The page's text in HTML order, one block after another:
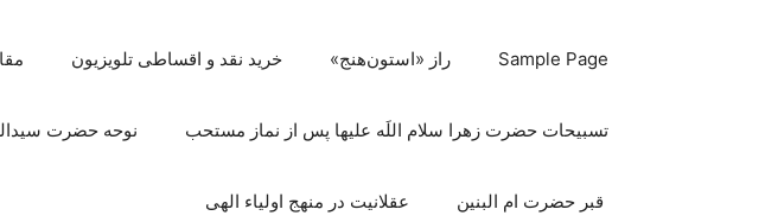
Sample Page راز «استون‌هنج» خرید نقد و اقساطی تلویزیون
تسبیحات حضرت زهرا سلام اللَه علیها پس از نماز مستحب نوحه حضرت
قبر حضرت ام البنین عقلانیت در منهج اولیاء الهی